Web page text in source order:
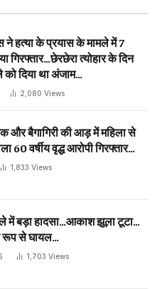
ने हत्या के प्रयास के मामले में 7
गिरफ्तार…छेरछेरा त्योहार के दिन
दिया था अंजाम…
2,080 Views
और बैगागिरी की आड़ में महिला से
60 वर्षीय वृद्ध आरोपी गिरफ्तार…
1,833 Views
में बड़ा हादसा…आकाश झूला टूटा…
रूप से घायल…
1,703 Views